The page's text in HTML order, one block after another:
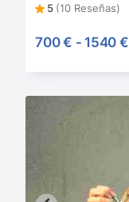
5 (10 Reseñas)
700 € - 1540 €